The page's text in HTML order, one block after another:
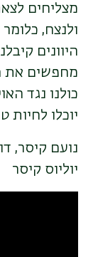
מצליחים
ולנצח,
היוונים
מחפשים את
כולנו נגד
יוכלו לחיות
נועם קיסר,
יוליוס קיסר